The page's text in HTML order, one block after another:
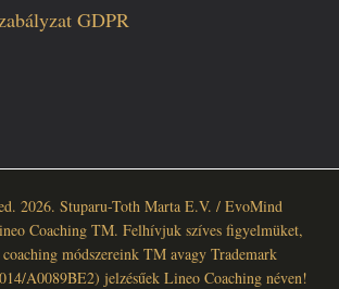
GDPR
2026. Stuparu-Toth Marta E.V. / EvoMind
Coaching TM. Felhívjuk szíves figyelmüket,
coaching módszereink TM avagy Trademark
A0089BE2) jelzésűek Lineo Coaching néven!